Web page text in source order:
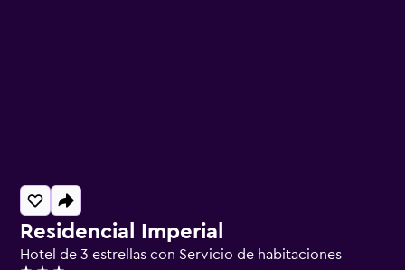
Residencial Imperial
Hotel de 3 estrellas con Servicio de habitaciones